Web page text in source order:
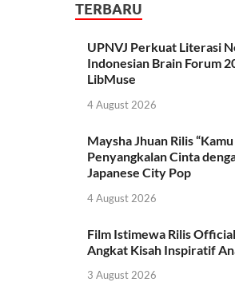
TERBARU
UPNVJ Perkuat Literasi
Indonesian Brain Forum
LibMuse
4 August 2026
Maysha Jhuan Rilis
Penyangkalan Cinta
Japanese City Pop
4 August 2026
Film Istimewa Rilis
Angkat Kisah Inspiratif
3 August 2026